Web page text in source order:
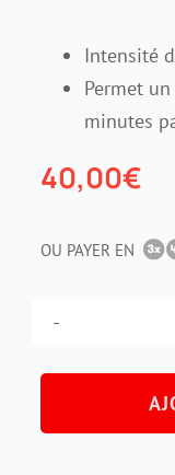
Intensité
Permet
minutes
40,00€
OU PAYER EN